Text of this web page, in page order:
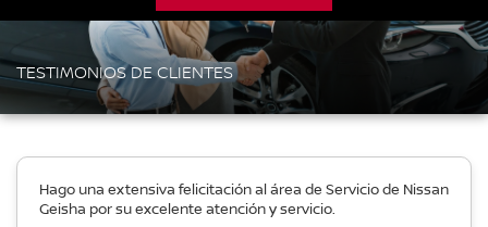
TESTIMONIOS DE CLIENTES
Hago una extensiva felicitación al área de Servicio de Nissan
Geisha por su excelente atención y servicio.